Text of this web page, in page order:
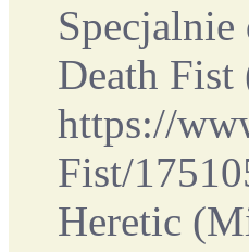
Specjalnie
Death Fist
https://
Fist/
Heretic